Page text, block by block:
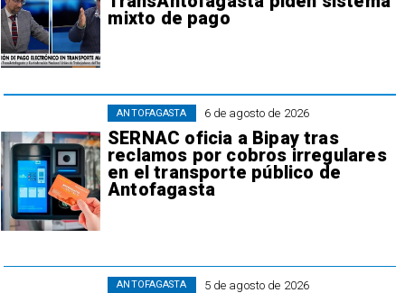
mixto de pago
6 de agosto de 2026
SERNAC oficia a Bipay tras
reclamos por cobros irregulares
en el transporte público de
Antofagasta
ANTOFAGASTA
5 de agosto de 2026
ANTOFAGASTA